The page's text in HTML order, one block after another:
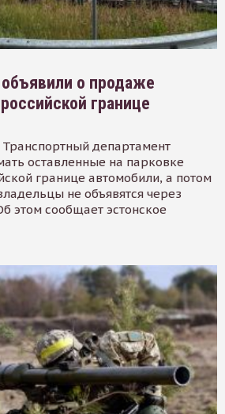
о продаже
границе
Транспортный департамент
оставленные на парковке
границе автомобили, а потом
не объявятся через
этом сообщает эстонское